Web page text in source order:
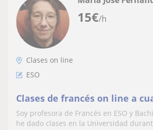
15€/h
Clases on line
ESO
Clases de francés on line a
Soy profesora de Francés en ESO y
he dado clases en la Universidad